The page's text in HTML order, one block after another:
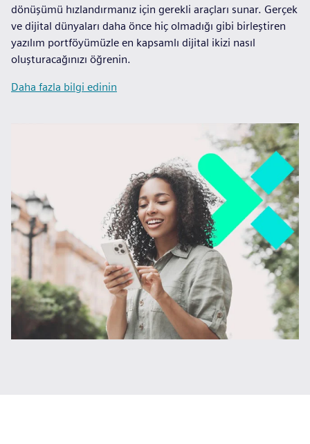
dönüşümü hızlandırmanız için gerekli araçları sunar. Gerçek
ve dijital dünyaları daha önce hiç olmadığı gibi birleştiren
yazılım portföyümüzle en kapsamlı dijital ikizi nasıl
oluşturacağınızı öğrenin.
Daha fazla bilgi edinin